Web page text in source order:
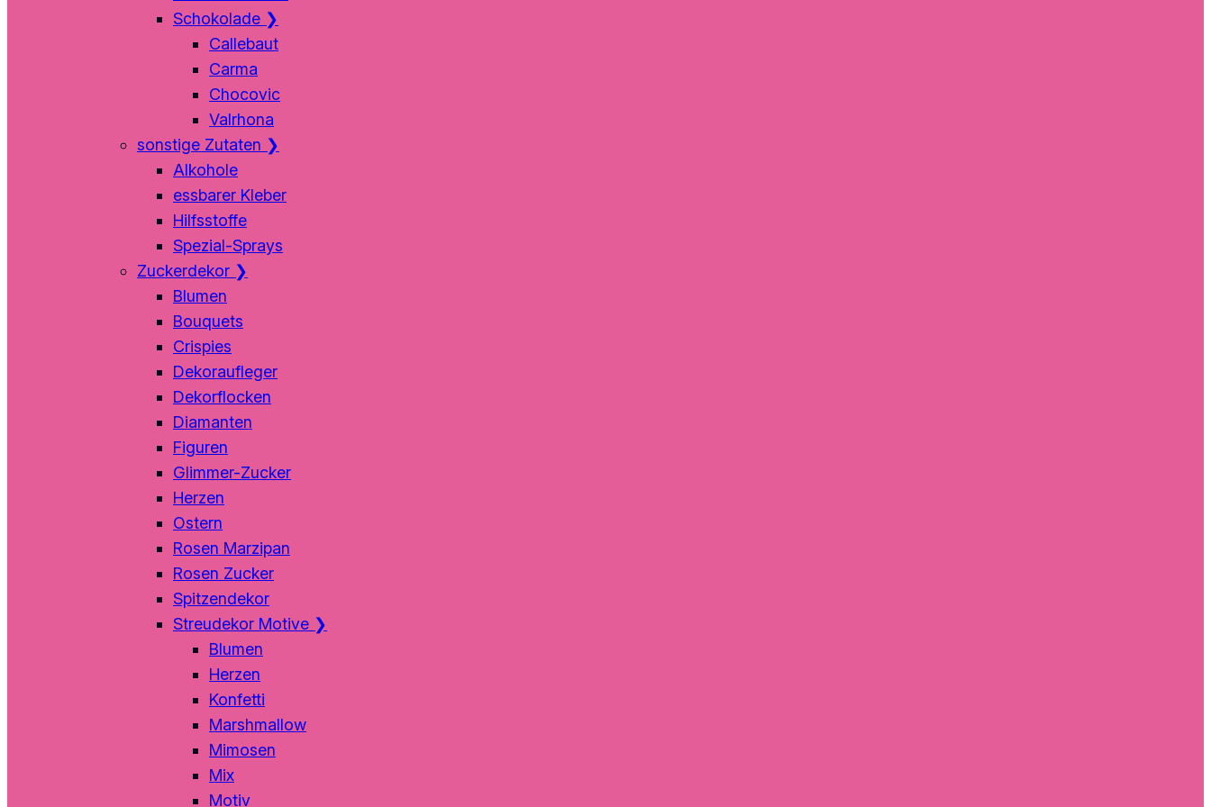
Schokolade ❯
Callebaut
Carma
Chocovic
Valrhona
sonstige Zutaten ❯
Alkohole
essbarer Kleber
Hilfsstoffe
Spezial-Sprays
Zuckerdekor ❯
Blumen
Bouquets
Crispies
Dekoraufleger
Dekorflocken
Diamanten
Figuren
Glimmer-Zucker
Herzen
Ostern
Rosen Marzipan
Rosen Zucker
Spitzendekor
Streudekor Motive ❯
Blumen
Herzen
Konfetti
Marshmallow
Mimosen
Mix
Motiv